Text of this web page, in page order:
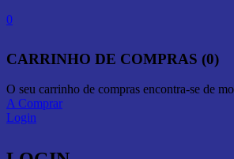
0
CARRINHO DE COMPRAS (0)
O seu carrinho de compras encontra-se de
A Comprar
Login